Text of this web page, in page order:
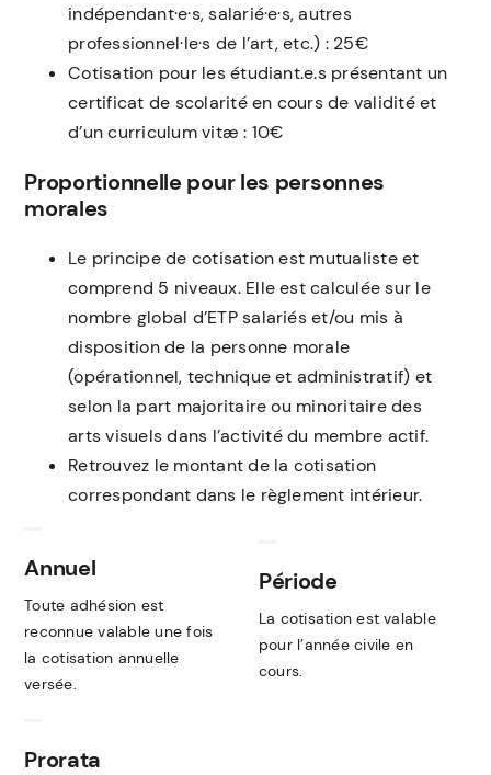
indépendant·e·s, salarié·e·s, autres
professionnel·le·s de l’art, etc.) : 25€
Cotisation pour les étudiant.e.s présentant un
certificat de scolarité en cours de validité et
d’un curriculum vitæ : 10€
Proportionnelle pour les personnes
morales
Le principe de cotisation est mutualiste et
comprend 5 niveaux. Elle est calculée sur le
nombre global d’ETP salariés et/ou mis à
disposition de la personne morale
(opérationnel, technique et administratif) et
selon la part majoritaire ou minoritaire des
arts visuels dans l’activité du membre actif.
Retrouvez le montant de la cotisation
correspondant dans le règlement intérieur.
Annuel
Toute adhésion est
reconnue valable une fois
la cotisation annuelle
versée.
Période
La cotisation est valable
pour l’année civile en
cours.
Prorata